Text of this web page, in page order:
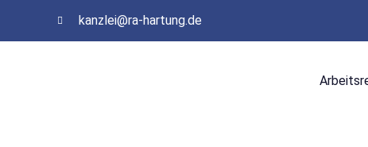
kanzlei@ra-hartung.de